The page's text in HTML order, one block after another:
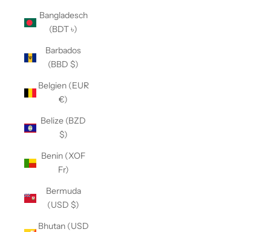
Bangladesch
(BDT ৳)
Barbados
(BBD $)
Belgien (EUR
€)
Belize (BZD
$)
Benin (XOF
Fr)
Bermuda
(USD $)
Bhutan (USD